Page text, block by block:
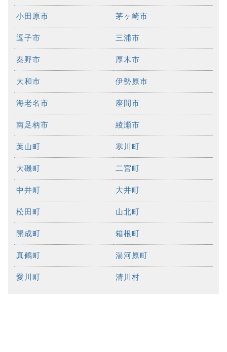
小田原市 茅ヶ崎市
逗子市 三浦市
秦野市 厚木市
大和市 伊勢原市
海老名市 座間市
南足柄市 綾瀬市
葉山町 寒川町
大磯町 二宮町
中井町 大井町
松田町 山北町
開成町 箱根町
真鶴町 湯河原町
愛川町 清川村